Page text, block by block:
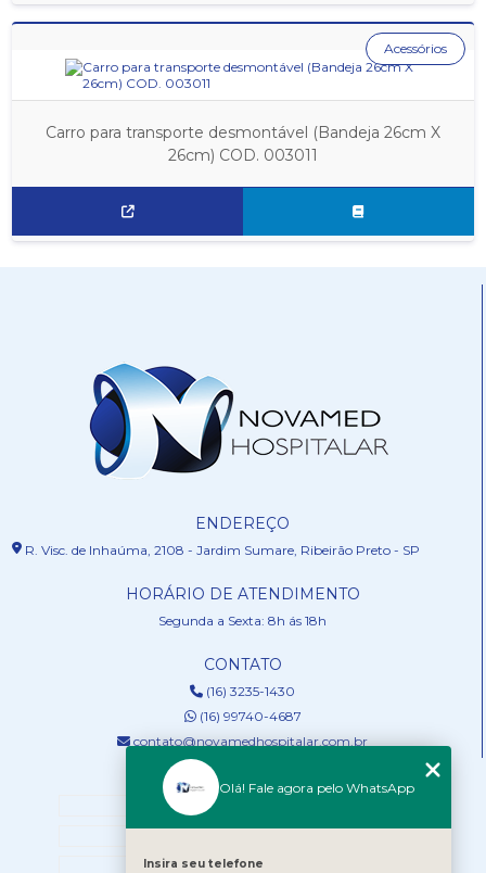
Carro para transporte desmontável (Bandeja 26cm X
26cm) COD. 003011
Acessórios
ENDEREÇO
R. Visc. de Inhaúma, 2108 - Jardim Sumare, Ribeirão Preto - SP
HORÁRIO DE ATENDIMENTO
Segunda a Sexta: 8h ás 18h
CONTATO
(16) 3235-1430
(16) 99740-4687
contato@novamedhospitalar.com.br
MENU
SERVIÇOS
Olá! Fale agora pelo WhatsApp
Insira seu telefone